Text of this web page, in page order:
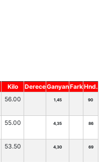
Kilo DereceGanyanFarkHnd.
56.00 1,45 90
55.00 4,35 86
53.50 4,30 69